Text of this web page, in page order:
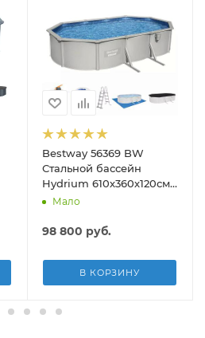
Bestway 56369 BW
Стальной бассейн
Hydrium 610х360х120см,
19929л, песч.фил.-нас
подст.
Мало
98 800 руб.
В КОРЗИНУ